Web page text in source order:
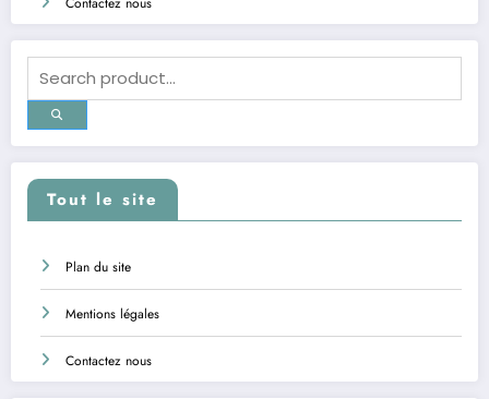
Tout le site
Plan du site
Mentions légales
Contactez nous